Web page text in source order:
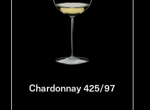
Chardonnay 425/97